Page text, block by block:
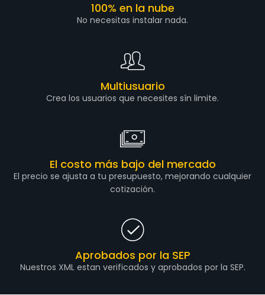
100% en la nube
No necesitas instalar nada.
Multiusuario
Crea los usuarios que necesites sín limite.
El costo más bajo del mercado
El precio se ajusta a tu presupuesto, mejorando cualquier
cotización.
Aprobados por la SEP
Nuestros XML estan verificados y aprobados por la SEP.